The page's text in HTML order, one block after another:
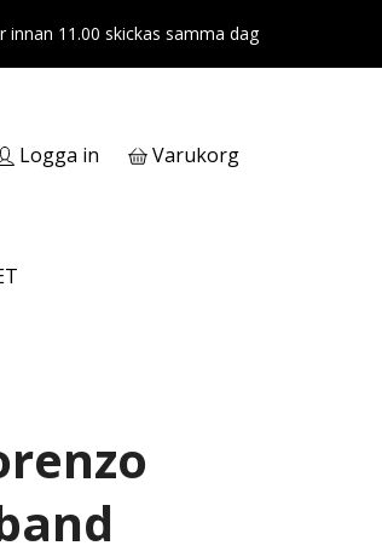
innan 11.00 skickas samma dag
Logga in Varukorg